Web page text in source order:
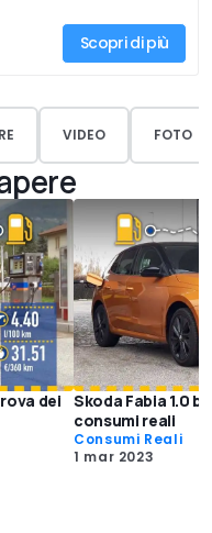
Scopri di più
VIDEO FOTO
dei
Skoda Fabia 1.0
consumi reali
Consumi Reali
1 mar 2023